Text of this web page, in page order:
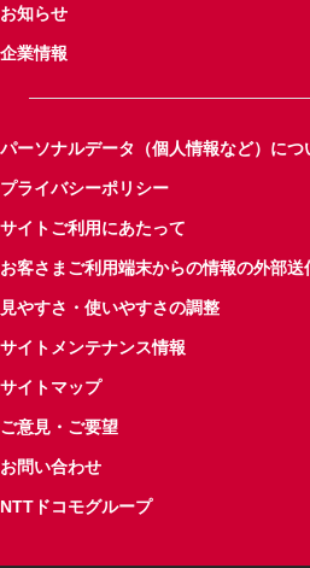
お知らせ
企業情報
パーソナルデータ（個人情報など）につ
プライバシーポリシー
サイトご利用にあたって
お客さまご利用端末からの情報の外部送
見やすさ・使いやすさの調整
サイトメンテナンス情報
サイトマップ
ご意見・ご要望
お問い合わせ
NTTドコモグループ